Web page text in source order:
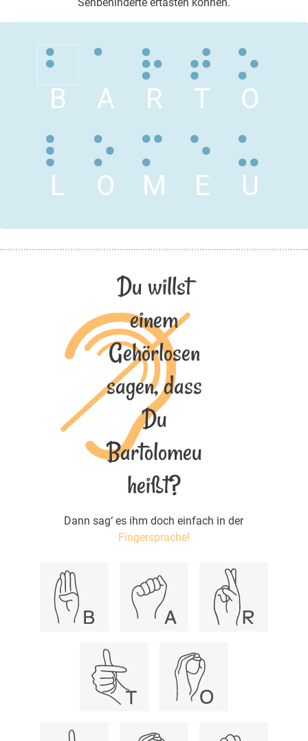
Sehbehinderte ertasten können.
B A R T O
L O M E U
Du willst
einem
Gehörlosen
sagen, dass
Du
Bartolomeu
heißt?
Dann sag‘ es ihm doch einfach in der
Fingersprache!